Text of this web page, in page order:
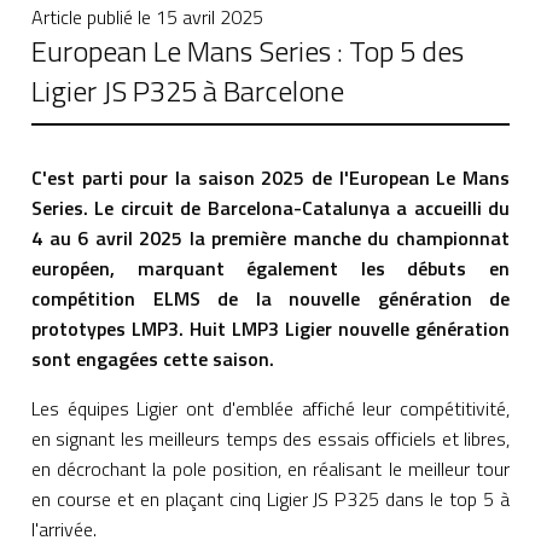
Article publié le 15 avril 2025
European Le Mans Series : Top 5 des
Ligier JS P325 à Barcelone
C'est parti pour la saison 2025 de l'European Le Mans
Series. Le circuit de Barcelona-Catalunya a accueilli du
4 au 6 avril 2025 la première manche du championnat
européen, marquant également les débuts en
compétition ELMS de la nouvelle génération de
prototypes LMP3. Huit LMP3 Ligier nouvelle génération
sont engagées cette saison.
Les équipes Ligier ont d'emblée affiché leur compétitivité,
en signant les meilleurs temps des essais officiels et libres,
en décrochant la pole position, en réalisant le meilleur tour
en course et en plaçant cinq Ligier JS P325 dans le top 5 à
l'arrivée.